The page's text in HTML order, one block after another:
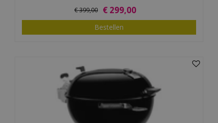
€399,00 € 299,00
Bestellen